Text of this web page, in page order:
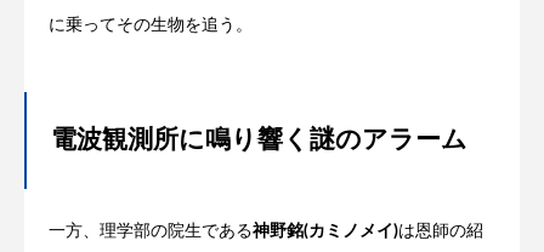
に乗ってその生物を追う。
電波観測所に鳴り響く謎のアラーム
一方、理学部の院生である神野銘(カミノメイ)は恩師の紹